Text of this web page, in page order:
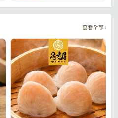
查看全部 ›